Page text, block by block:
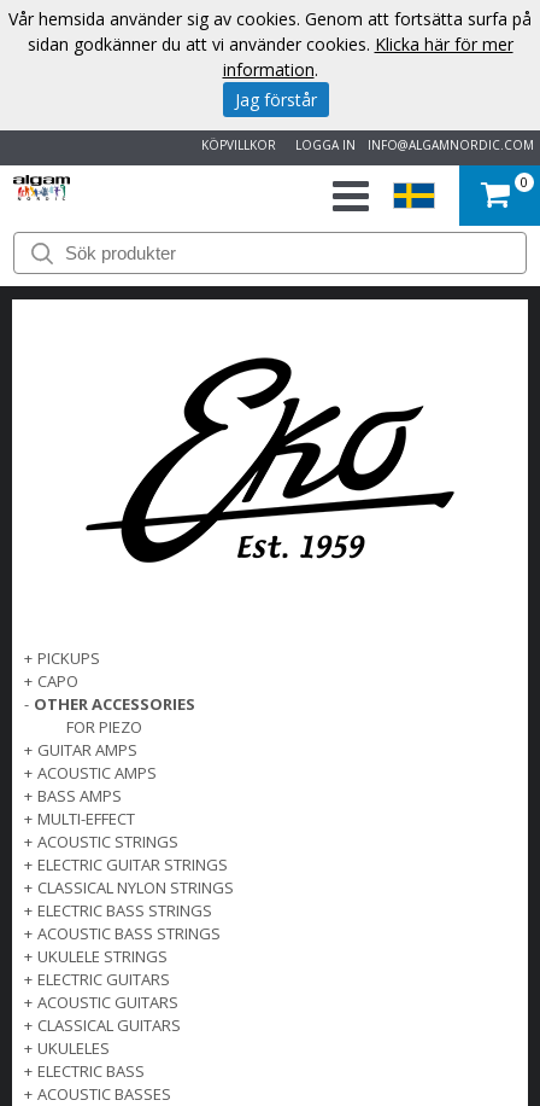
INFO@ALGAMNORDIC.COM
LOGGA IN
KÖPVILLKOR
START
VARUMÄRKEN
KONTAKT
0
+ PICKUPS
+ CAPO
- OTHER ACCESSORIES
FOR PIEZO
+ GUITAR AMPS
+ ACOUSTIC AMPS
+ BASS AMPS
+ MULTI-EFFECT
+ ACOUSTIC STRINGS
+ ELECTRIC GUITAR STRINGS
+ CLASSICAL NYLON STRINGS
+ ELECTRIC BASS STRINGS
+ ACOUSTIC BASS STRINGS
+ UKULELE STRINGS
+ ELECTRIC GUITARS
+ ACOUSTIC GUITARS
+ CLASSICAL GUITARS
+ UKULELES
+ ELECTRIC BASS
+ ACOUSTIC BASSES
Vår hemsida använder sig av cookies. Genom att fortsätta surfa på
sidan godkänner du att vi använder cookies. Klicka här för mer
information.
Jag förstår